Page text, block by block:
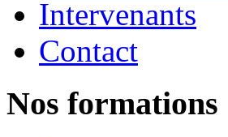
Intervenants
Contact
Nos formations